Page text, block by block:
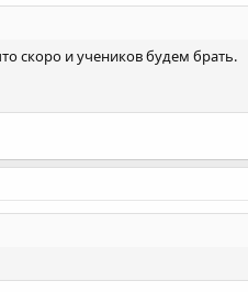
скоро и учеников будем брать.